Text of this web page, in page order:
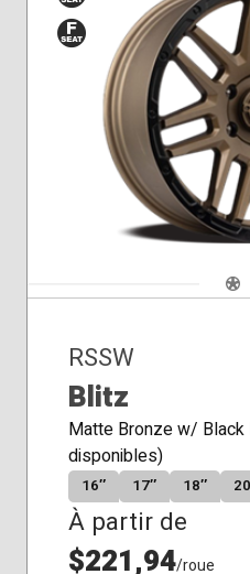
Siège
conique
Siège
plat
RSSW
Blitz
Matte Bronze w/
disponibles)
16″ 17″ 18″
À partir de
$221,94/roue